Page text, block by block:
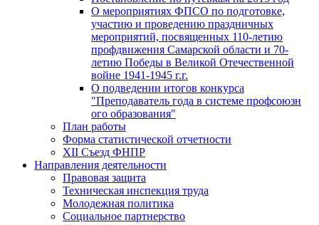
О мероприятиях ФПСО по подготовке,
участию и проведению праздничных
мероприятий, посвященных 110-летию
профдвижения Самарской области и 70-
летию Победы в Великой Отечественной
войне 1941-1945 г.г.
О подведении итогов конкурса
"Преподаватель года в системе профсоюзн
ого образования"
План работы
Форма статистической отчетности
XII Съезд ФНПР
Направления деятельности
Правовая защита
Техническая инспекция труда
Молодежная политика
Социальное партнерство